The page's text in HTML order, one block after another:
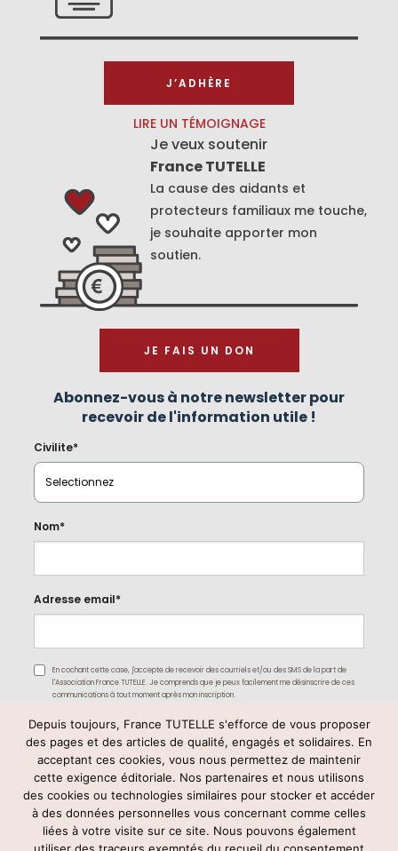
J’ADHÈRE
LIRE UN TÉMOIGNAGE
Je veux soutenir
France TUTELLE
La cause des aidants et
protecteurs familiaux me touche,
je souhaite apporter mon
soutien.
JE FAIS UN DON
Abonnez-vous à notre newsletter pour
recevoir de l'information utile !
Civilite*
Nom*
Adresse email*
En cochant cette case, j'accepte de recevoir des courriels et/ou des SMS de la part de
l'Association France TUTELLE. Je comprends que je peux facilement me désinscrire de ces
communications à tout moment après mon inscription.
Depuis toujours, France TUTELLE s'efforce de vous proposer
des pages et des articles de qualité, engagés et solidaires. En
acceptant ces cookies, vous nous permettez de maintenir
cette exigence éditoriale. Nos partenaires et nous utilisons
des cookies ou technologies similaires pour stocker et accéder
à des données personnelles vous concernant comme celles
liées à votre visite sur ce site. Nous pouvons également